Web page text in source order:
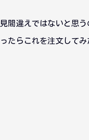
見間違えではないと思
ったらこれを注文してみ